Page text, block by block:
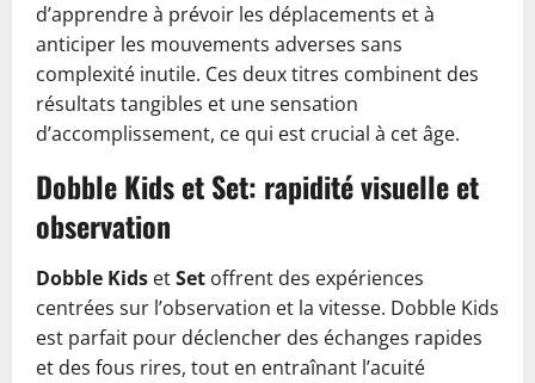
d’apprendre à prévoir les déplacements et à
anticiper les mouvements adverses sans
complexité inutile. Ces deux titres combinent des
résultats tangibles et une sensation
d’accomplissement, ce qui est crucial à cet âge.
Dobble Kids et Set: rapidité visuelle et
observation
Dobble Kids etSet offrent des expériences
centrées sur l’observation et la vitesse. Dobble Kids
est parfait pour déclencher des échanges rapides
et des fous rires, tout en entraînant l’acuité